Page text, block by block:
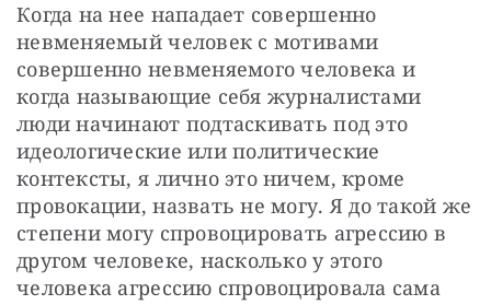
Когда на нее нападает совершенно
невменяемый человек с мотивами
совершенно невменяемого человека и
когда называющие себя журналистами
люди начинают подтаскивать под это
идеологические или политические
контексты, я лично это ничем, кроме
провокации, назвать не могу. Я до такой же
степени могу спровоцировать агрессию в
другом человеке, насколько у этого
человека агрессию спровоцировала сама